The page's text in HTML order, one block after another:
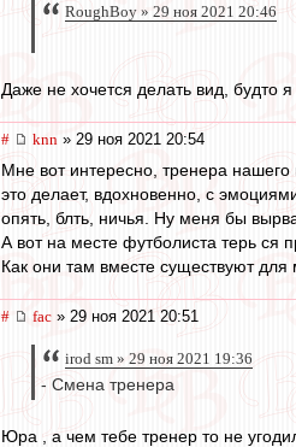
RoughBoy » 29 ноя 2021 20:46
Даже не хочется делать вид, будто
# knn » 29 ноя 2021 20:54
Мне вот интересно, тренера
это делает, вдохновенно, с
опять, блть, ничья. Ну меня бы
А вот на месте футболиста терь ся
Как они там вместе существуют для
# fac » 29 ноя 2021 20:51
irod sm » 29 ноя 2021 19:36
- Смена тренера
Юра , а чем тебе тренер то не